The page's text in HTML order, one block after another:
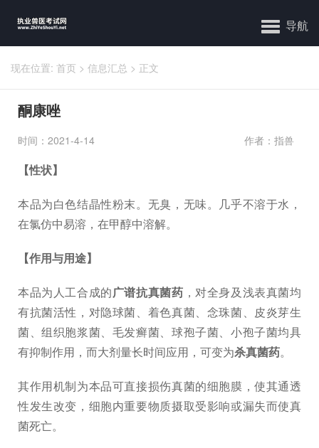
导航
现在位置: 首页 > 信息汇总 > 正文
酮康唑
时间：2021-4-14 作者：指兽
【性状】
本品为白色结晶性粉末。无臭，无味。几乎不溶于水，
在氯仿中易溶，在甲醇中溶解。
【作用与用途】
本品为人工合成的广谱抗真菌药 ，对全身及浅表真菌均
有抗菌活性，对隐球菌、着色真菌、念珠菌、皮炎芽生
菌、组织胞浆菌、毛发癣菌、球孢子菌、小孢子菌均具
有抑制作用，而大剂量长时间应用，可变为杀真菌药。
其作用机制为本品可直接损伤真菌的细胞膜，使其通透
性发生改变，细胞内重要物质摄取受影响或漏失而使真
菌死亡。